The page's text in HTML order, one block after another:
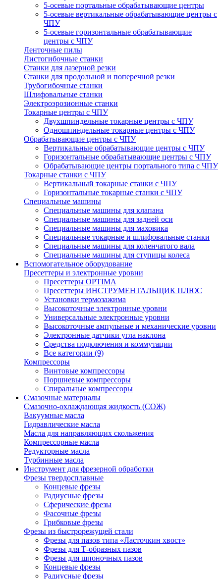
5-осевые портальные обрабатывающие центры
5-осевые вертикальные обрабатывающие центры с
ЧПУ
5-осевые горизонтальные обрабатывающие
центры с ЧПУ
Ленточные пилы
Листогибочные станки
Станки для лазерной резки
Станки для продольной и поперечной резки
Трубогибочные станки
Шлифовальные станки
Электроэрозионные станки
Токарные центры с ЧПУ
Двухшпиндельные токарные центры с ЧПУ
Одношпиндельные токарные центры с ЧПУ
Обрабатывающие центры с ЧПУ
Вертикальные обрабатывающие центры с ЧПУ
Горизонтальные обрабатывающие центры с ЧПУ
Обрабатывающие центры портального типа с ЧПУ
Токарные станки с ЧПУ
Вертикальный токарные станки с ЧПУ
Горизонтальные токарные станки с ЧПУ
Специальные машины
Специальные машины для клапана
Специальные машины для задней оси
Специальные машины для маховика
Специальные токарные и шлифовальные станки
Специальные машины для коленчатого вала
Специальные машины для ступицы колеса
Вспомогательное оборудование
Пресеттеры и электронные уровни
Пресеттеры OPTIMA
Пресеттеры ИНСТРУМЕНТАЛЬЩИК ПЛЮС
Установки термозажима
Высокоточные электронные уровни
Универсальные электронные уровни
Высокоточные ампульные и механические уровни
Электронные датчики угла наклона
Средства подключения и коммутации
Все категории (9)
Компрессоры
Винтовые компрессоры
Поршневые компрессоры
Спиральные компрессоры
Смазочные материалы
Смазочно-охлаждающая жидкость (СОЖ)
Вакуумные масла
Гидравлические масла
Масла для направляющих скольжения
Компрессорные масла
Редукторные масла
Турбинные масла
Инструмент для фрезерной обработки
Фрезы твердосплавные
Концевые фрезы
Радиусные фрезы
Сферические фрезы
Фасочные фрезы
Грибковые фрезы
Фрезы из быстрорежущей стали
Фрезы для пазов типа «Ласточкин хвост»
Фрезы для Т-образных пазов
Фрезы для шпоночных пазов
Концевые фрезы
Радиусные фрезы